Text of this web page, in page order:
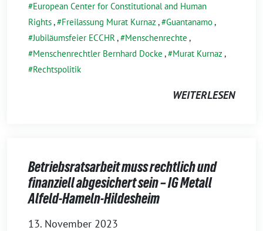
European Center for Constitutional and Human
Rights, Freilassung Murat Kurnaz , Guantanamo,
Jubiläumsfeier ECCHR, Menschenrechte ,
Menschenrechtler Bernhard Docke , Murat Kurnaz ,
Rechtspolitik
WEITERLESEN
Betriebsratsarbeit muss rechtlich und
finanziell abgesichert sein – IG Metall
Alfeld-Hameln-Hildesheim
13. November 2023